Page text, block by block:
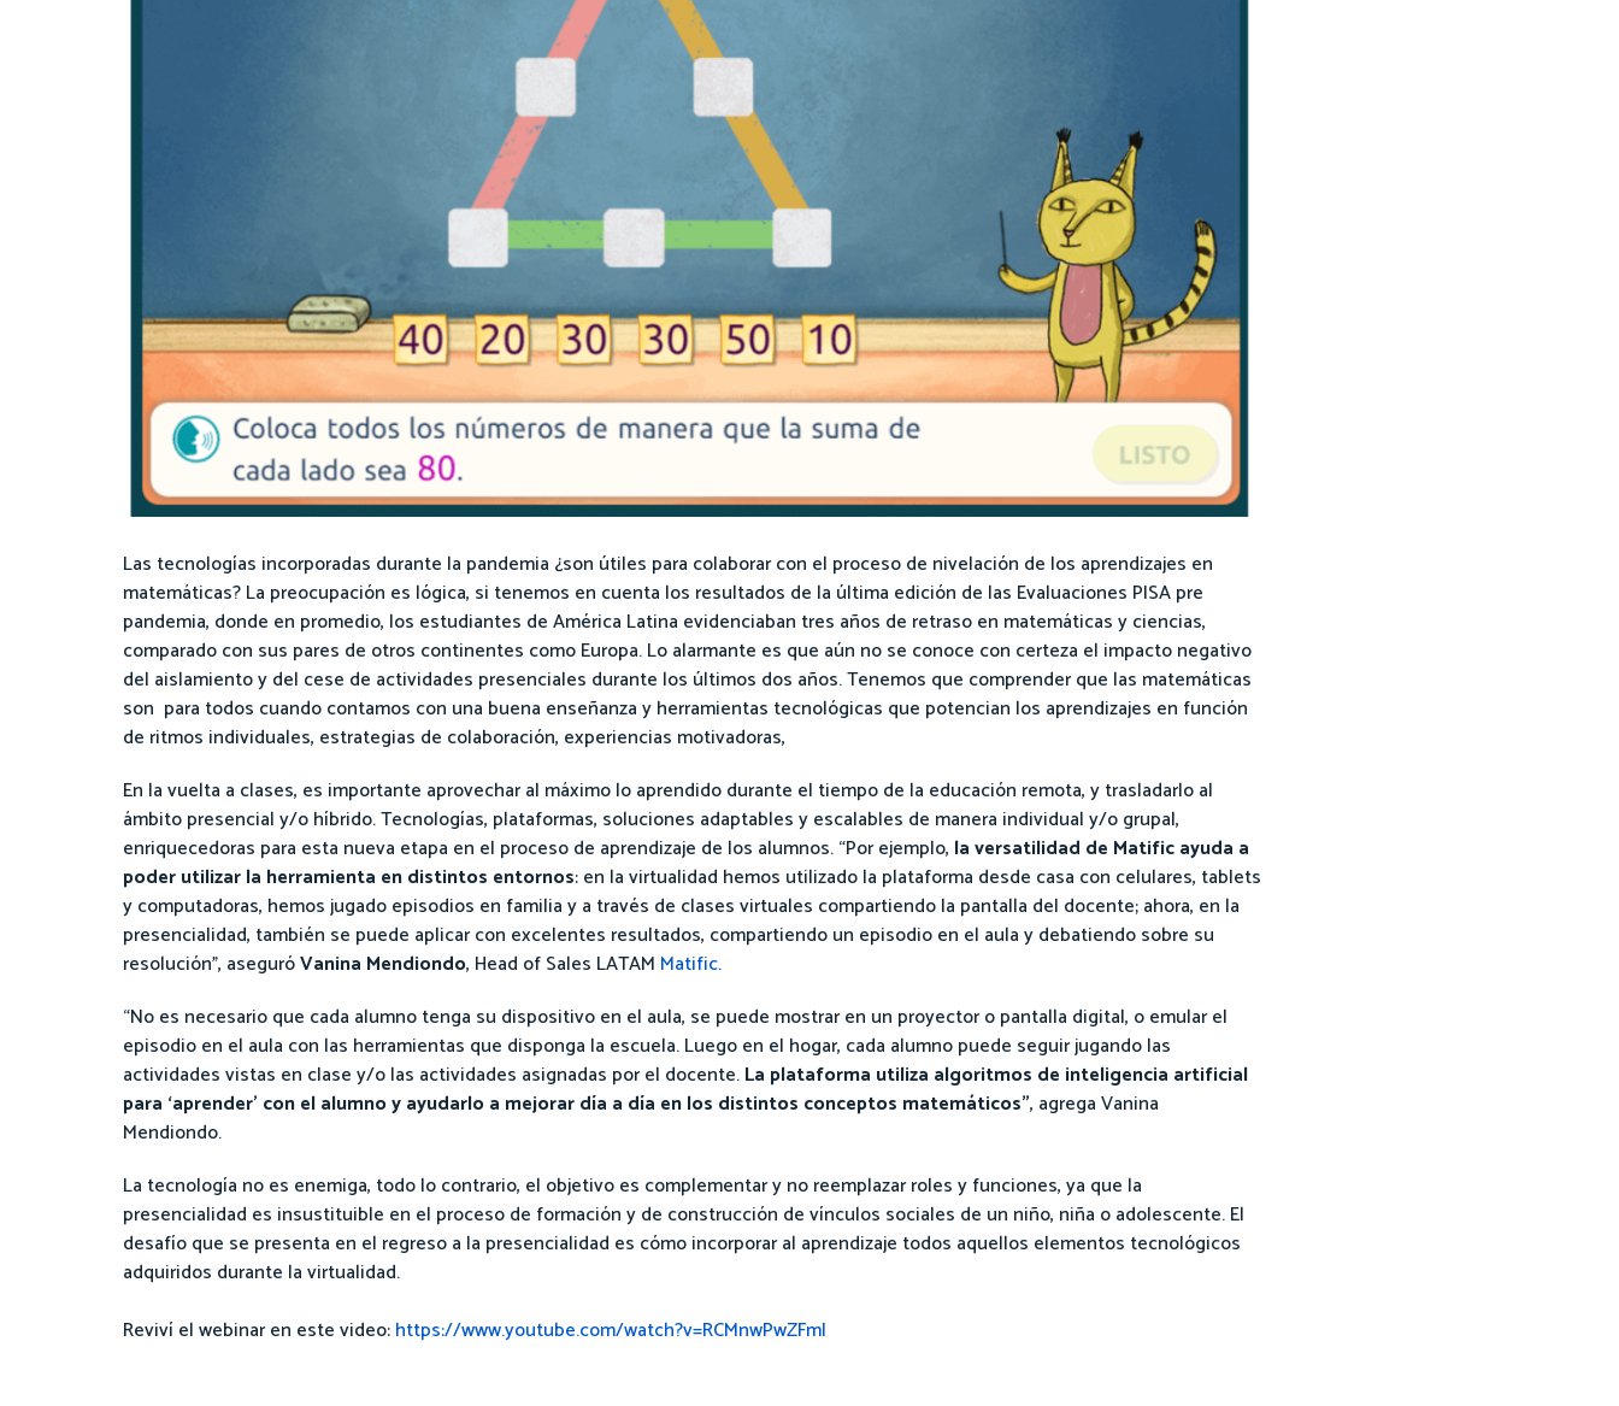
Las tecnologías incorporadas durante la pandemia ¿son útiles para colaborar con el proceso de nivelación de los aprendizajes en
matemáticas? La preocupación es lógica, si tenemos en cuenta los resultados de la última edición de las Evaluaciones PISA pre
pandemia, donde en promedio, los estudiantes de América Latina evidenciaban tres años de retraso en matemáticas y ciencias,
comparado con sus pares de otros continentes como Europa. Lo alarmante es que aún no se conoce con certeza el impacto negativo
del aislamiento y del cese de actividades presenciales durante los últimos dos años. Tenemos que comprender que las matemáticas
son para todos cuando contamos con una buena enseñanza y herramientas tecnológicas que potencian los aprendizajes en función
de ritmos individuales, estrategias de colaboración, experiencias motivadoras,
En la vuelta a clases, es importante aprovechar al máximo lo aprendido durante el tiempo de la educación remota, y trasladarlo al
ámbito presencial y/o híbrido. Tecnologías, plataformas, soluciones adaptables y escalables de manera individual y/o grupal,
enriquecedoras para esta nueva etapa en el proceso de aprendizaje de los alumnos. “Por ejemplo, la versatilidad de Matific ayuda a
poder utilizar la herramienta en distintos entornos: en la virtualidad hemos utilizado la plataforma desde casa con celulares, tablets
y computadoras, hemos jugado episodios en familia y a través de clases virtuales compartiendo la pantalla del docente; ahora, en la
presencialidad, también se puede aplicar con excelentes resultados, compartiendo un episodio en el aula y debatiendo sobre su
resolución”, aseguróVanina Mendiondo, Head of Sales LATAM Matific.
“No es necesario que cada alumno tenga su dispositivo en el aula, se puede mostrar en un proyector o pantalla digital, o emular el
episodio en el aula con las herramientas que disponga la escuela. Luego en el hogar, cada alumno puede seguir jugando las
actividades vistas en clase y/o las actividades asignadas por el docente.La plataforma utiliza algoritmos de inteligencia artificial
para ‘aprender’ con el alumno y ayudarlo a mejorar día a día en los distintos conceptos matemáticos”, agrega Vanina
Mendiondo.
La tecnología no es enemiga, todo lo contrario, el objetivo es complementar y no reemplazar roles y funciones, ya que la
presencialidad es insustituible en el proceso de formación y de construcción de vínculos sociales de un niño, niña o adolescente. El
desafío que se presenta en el regreso a la presencialidad es cómo incorporar al aprendizaje todos aquellos elementos tecnológicos
adquiridos durante la virtualidad.
Reviví el webinar en este video:https://www.youtube.com/watch?v=RCMnwPwZFmI